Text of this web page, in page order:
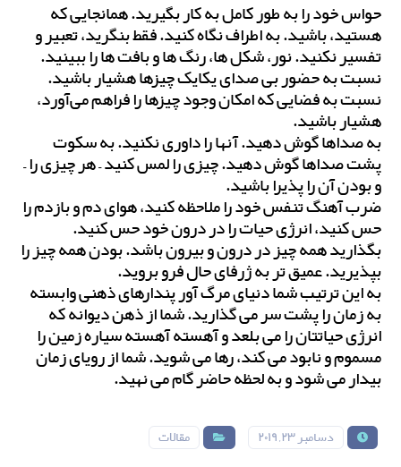
حواس خود را به طور کامل به کار بگیرید. همانجایی که
هستید، باشید. به اطراف نگاه کنید. فقط بنگرید، تعبیر و
تفسیر نکنید. نور، شکل ها، رنگ ها و بافت ها را ببینید.
نسبت به حضور بی صدای یکایک چیزها هشیار باشید.
نسبت به فضایی که امکان وجود چیزها را فراهم می‌آورد،
هشیار باشید.
به صداها گوش دهید. آنها را داوری نکنید. به سکوت
پشت صداها گوش دهید. چیزی را لمس کنید – هر چیزی را –
و بودن آن را پذیرا باشید.
ضرب آهنگ تنفس خود را ملاحظه کنید، هوای دم و بازدم را
حس کنید، انرژی حیات را در درون خود حس کنید.
بگذارید همه چیز در درون و بیرون باشد. بودن همه چیز را
بپذیرید. عمیق تر به ژرفای حال فرو بروید.
به این ترتیب شما دنیای مرگ آور پندارهای ذهنی وابسته
به زمان را پشت سر می گذارید. شما از ذهن دیوانه که
انرژی حیاتتان را می بلعد و آهسته آهسته سیاره زمین را
مسموم و نابود می کند، رها می شوید. شما از رویای زمان
بیدار می شود و به لحظه حاضر گام می نهید.
دسامبر ۲۳, ۲۰۱۹ مقالات